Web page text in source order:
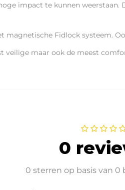
impact te kunnen
Fidlock systeem.
veilige maar ook de meest
0
0 sterren op basis van 0